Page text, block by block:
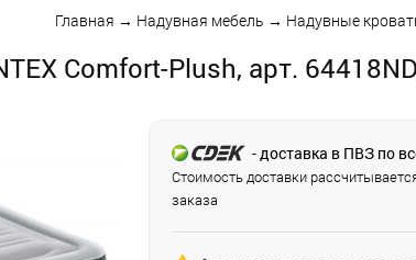
Главная → Надувная мебель → Надувные
Comfort-Plush, арт.
- доставка в ПВЗ по
Стоимость доставки
заказа